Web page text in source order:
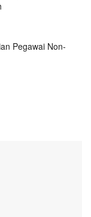
Pegawai Non-